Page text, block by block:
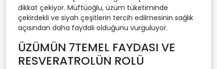
dikkat çekiyor. Müftüoğlu, üzüm tüketiminde
çekirdekli ve siyah çeşitlerin tercih edilmesinin sağlık
açısından daha faydalı olduğunu vurguluyor.
ÜZÜMÜN 7TEMEL FAYDASI VE
RESVERATROLÜN ROLÜ